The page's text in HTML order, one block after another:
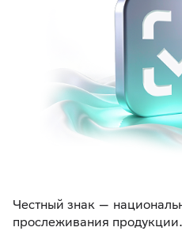
Честный знак —
прослеживания